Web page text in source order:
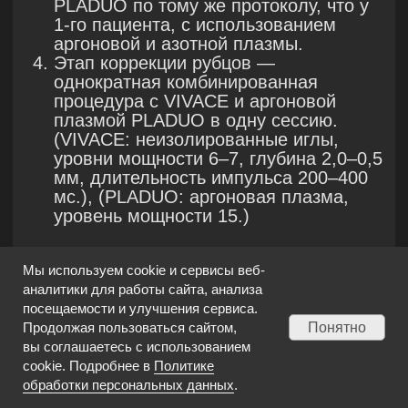
Мы используем cookie и сервисы веб-
аналитики для работы сайта, анализа
посещаемости и улучшения сервиса.
Продолжая пользоваться сайтом,
вы соглашаетесь с использованием
cookie. Подробнее в Политике
обработки персональных данных.
Понятно
Характеристики
Исследования
До/После
Доставка и обучение
Клиники-партнёры
Пациентам
+7 (499) 340 28 33
info@newbeautytech.ru
*
*Ссылка ведёт на ресурс, принадлежащий компании Meta,
признанной экстремистской на территории РФ.